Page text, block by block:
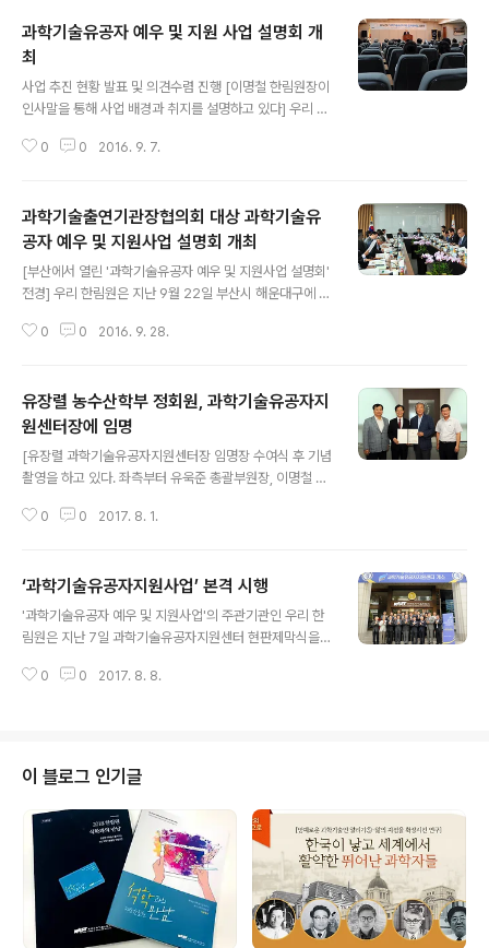
과학기술유공자 예우 및 지원 사업 설명회 개
최
사업 추진 현황 발표 및 의견수렴 진행 [이명철 한림원장이
인사말을 통해 사업 배경과 취지를 설명하고 있다] 우리 한
및 과학기술계 관계자들을 대상으로 '과학기술유공자 예우
월 22일 19대 국회 마지막 정기회에서 본회의를 통과한
'과학기술유공자 예우 및 지원에 관한 법률(시행 2016년 1
2월 23일·이하 과학기술유공자법)'을 추진하기 위한 사업
으로, 올해 3월 우리 한림원이 주관기관으로 선정됐다. 우
리 한림원은 △소관 사업에 대한 사업계획 수립 △과학기
술유공자심사위원회 운영 지원 △과학기술유공자 후보군
0 0 2016. 9. 7.
과학기술출연기관장협의회 대상 과학기술유
공자 예우 및 지원사업 설명회 개최
[부산에서 열린 '과학기술유공자 예우 및 지원사업 설명회'
전경] 우리 한림원은 지난 9월 22일 부산시 해운대구에 위
의회(이하 과출협)를 대상으로 ‘과학기술유공자 예우 및 지
설립된 기관장 협의체로, 대덕연구단지, 서울, 창원, 광주
등에 소재한 51개 출연기관이 회원으로 참여하고 있다. 이
번 설명회에는 이병권 KIST 원장 등 기관장 27인이 참석
하였으며, 유욱준 한림원 총괄부원장이 심사절차와 방법,
예우 및 지원사업 내용 등 추진현황을 발표한 후, 참석자들
의 의견을 수렴했다. 송종국 과학기술정책연구원 원장은
0 0 2016. 9. 28.
유장렬 농수산학부 정회원, 과학기술유공자지
원센터장에 임명
[유장렬 과학기술유공자지원센터장 임명장 수여식 후 기념
촬영을 하고 있다. 좌측부터 유욱준 총괄부원장, 이명철 원
ⓒ한국과학기술한림원] 우리 한림원은 유장렬 농수산학부
수여식을 실시했다. 유장렬 박수는 서울대, 캘리포니아 폴
리테크닉 주립대, 미시간주립대를 거쳐 한국생명공학연구
원 생명자원관리본부장, 한국식물생명공학회 회장 등의 자
업추진위원회 위원장으로 활동했다. 센터장의 임기는 201
0 0 2017. 8. 1.
‘과학기술유공자지원사업’ 본격 시행
'과학기술유공자 예우 및 지원사업'의 주관기관인 우리 한
림원은 지난 7일 과학기술유공자지원센터 현판제막식을
유공자지원센터 현판제막식 개최 [이진규 1차관과 이명철
에 관한 법률'에 따라 올해부터 시행되는 과학기술유공자
제도 운영을 위한 지원센터가 사업 수행기관인 우리 한림
원 내에 개소했다. 지원센터는 유장렬 센터장을 필두로 후
보자 발굴 및 지정심사 지원, 예우 및 사회적 인식 제고 등
총괄 지원 기능을 수행하며, 개별 과학기술유공자의 수요
에 맞춰 맞춤형으로 사회적 활동을 지원하게 된다. 공식..
0 0 2017. 8. 8.
이 블로그 인기글